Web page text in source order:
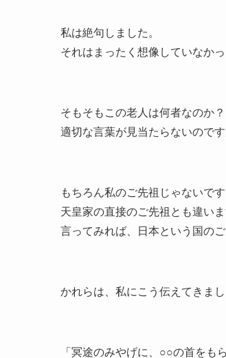
私は絶句しました。
それはまったく想像していなか
そもそもこの老人は何者なのか？
適切な言葉が見当たらないので
もちろん私のご先祖じゃないです
天皇家の直接のご先祖とも違いま
言ってみれば、日本という国のご
かれらは、私にこう伝えてきまし
「冥途のみやげに、○○の首をも